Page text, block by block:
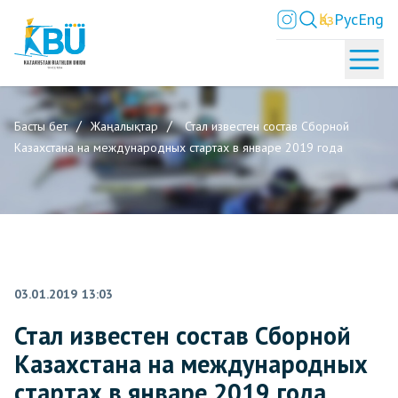
ҚазРусEng
Басты бет Жаңалықтар
Стал известен состав Сборной
Казахстана на международных стартах в январе 2019 года
03.01.2019 13:03
Стал известен состав Сборной
Казахстана на международных